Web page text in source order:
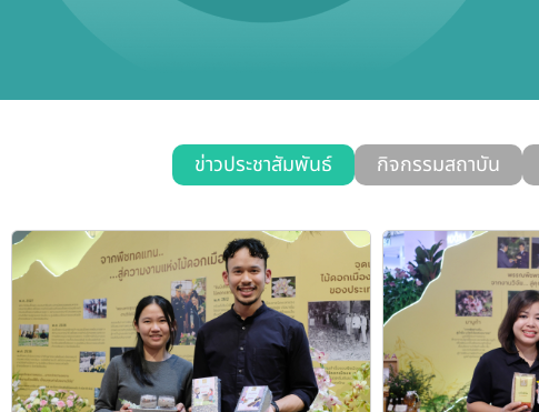
ข่าวประชาสัมพันธ์ กิจกรรมสถาบัน